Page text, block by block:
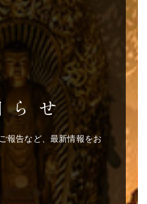
らせ
報告など、最新情報をお